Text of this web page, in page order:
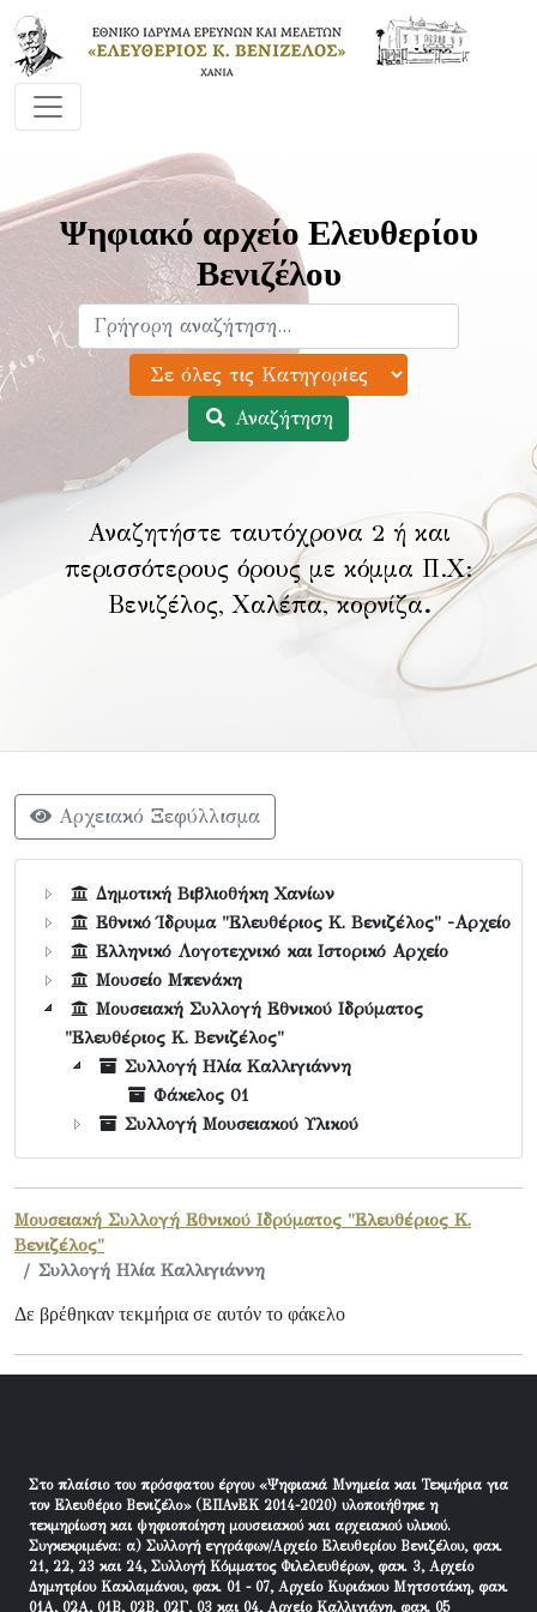
Ψηφιακό αρχείο Ελευθερίου
Βενιζέλου
Αναζήτηση
Αναζητήστε ταυτόχρονα 2 ή και
περισσότερους όρους με κόμμα Π.Χ:
Βενιζέλος, Χαλέπα, κορνίζα.
Αρχειακό Ξεφύλλισμα
Δημοτική Βιβλιοθήκη Χανίων
Εθνικό Ίδρυμα "Ελευθέριος Κ. Βενιζέλος" -Αρχείο
Ελληνικό Λογοτεχνικό και Ιστορικό Αρχείο
Μουσείο Μπενάκη
Μουσειακή Συλλογή Εθνικού Ιδρύματος
"Ελευθέριος Κ. Βενιζέλος"
Συλλογή Ηλία Καλλιγιάννη
Φάκελος 01
Συλλογή Μουσειακού Υλικού
Μουσειακή Συλλογή Εθνικού Ιδρύματος "Ελευθέριος Κ.
Βενιζέλος"
Συλλογή Ηλία Καλλιγιάννη
Δε βρέθηκαν τεκμήρια σε αυτόν το φάκελο
Στο πλαίσιο του πρόσφατου έργου «Ψηφιακά Μνημεία και Τεκμήρια για
τον Ελευθέριο Βενιζέλο» (ΕΠΑνΕΚ 2014-2020) υλοποιήθηκε η
τεκμηρίωση και ψηφιοποίηση μουσειακού και αρχειακού υλικού.
Συγκεκριμένα: α) Συλλογή εγγράφων/Αρχείο Ελευθερίου Βενιζέλου, φακ.
21, 22, 23 και 24, Συλλογή Κόμματος Φιλελευθέρων, φακ. 3, Αρχείο
Δημητρίου Κακλαμάνου, φακ. 01 - 07, Αρχείο Κυριάκου Μητσοτάκη, φακ.
01Α, 02Α, 01Β, 02Β, 02Γ, 03 και 04, Αρχείο Καλλιγιάνη, φακ. 05